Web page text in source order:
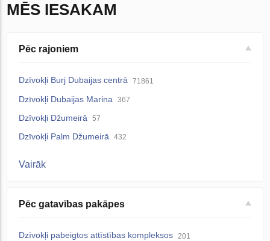
MĒS IESAKAM
Pēc rajoniem
Dzīvokļi Burj Dubaijas centrā 71861
Dzīvokļi Dubaijas Marina 367
Dzīvokļi Džumeirā 57
Dzīvokļi Palm Džumeirā 432
Vairāk
Pēc gatavības pakāpes
Dzīvokļi pabeigtos attīstības kompleksos 201